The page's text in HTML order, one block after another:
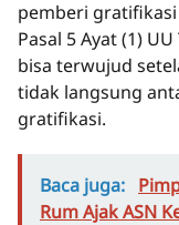
pemberi
Pasal 5 Ayat (1)
bisa terwujud
tidak langsung
gratifikasi.
Baca juga:
Rum Ajak ASN